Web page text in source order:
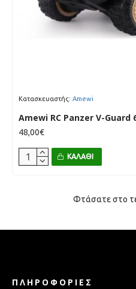
Κατασκευαστής: Amewi
Amewi RC Panzer V-Guard
48,00€
ΚΑΛΆΘΙ
Φτάσατε στο
ΠΛΗΡΟΦΟΡΊΕΣ